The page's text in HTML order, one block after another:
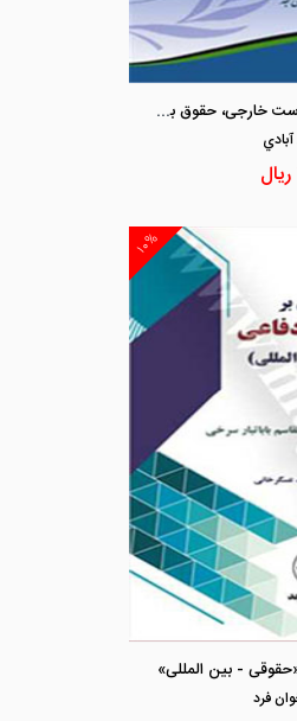
مباحث راهبردی در حوزه سیاست خارجی، حقوق بشر و دیپلماسی عمومی
ریال
۱۰%
- بین المللی»
فرد